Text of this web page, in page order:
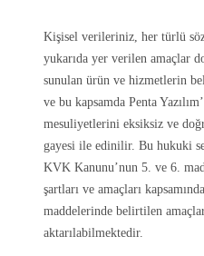
Kişisel verileriniz, her türlü
yukarıda yer verilen amaçlar
sunulan ürün ve hizmetlerin
ve bu kapsamda Penta
mesuliyetlerini eksiksiz ve
gayesi ile edinilir. Bu hukuki
KVK Kanunu’nun 5. ve 6.
şartları ve amaçları
maddelerinde belirtilen
aktarılabilmektedir.